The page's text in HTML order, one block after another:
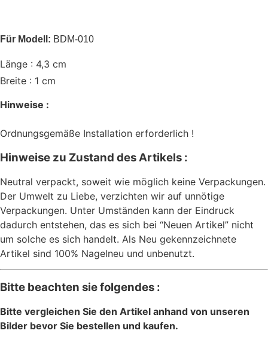
Für Modell: BDM-010
Länge : 4,3 cm
Breite : 1 cm
Hinweise :
Ordnungsgemäße Installation erforderlich !
Hinweise zu Zustand des Artikels :
Neutral verpackt, soweit wie möglich keine Verpackungen.
Der Umwelt zu Liebe, verzichten wir auf unnötige
Verpackungen. Unter Umständen kann der Eindruck
dadurch entstehen, das es sich bei “Neuen Artikel” nicht
um solche es sich handelt. Als Neu gekennzeichnete
Artikel sind 100% Nagelneu und unbenutzt.
Bitte beachten sie folgendes :
Bitte vergleichen Sie den Artikel anhand von unseren
Bilder bevor Sie bestellen und kaufen.